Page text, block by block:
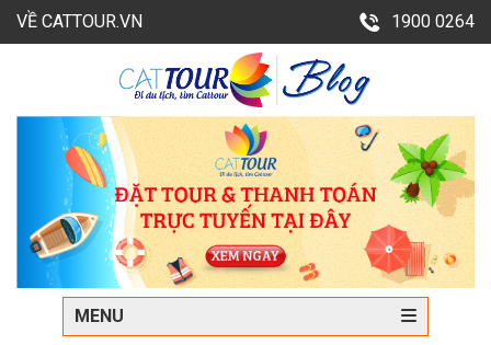
VỀ CATTOUR.VN 1900 0264
MENU